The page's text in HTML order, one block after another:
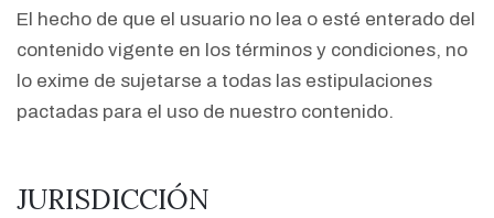
El hecho de que el usuario no lea o esté enterado del
contenido vigente en los términos y condiciones, no
lo exime de sujetarse a todas las estipulaciones
pactadas para el uso de nuestro contenido.
JURISDICCIÓN